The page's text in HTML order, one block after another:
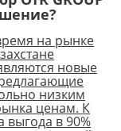
на рынке
новые
низким
ценам. К
выгода в 90%